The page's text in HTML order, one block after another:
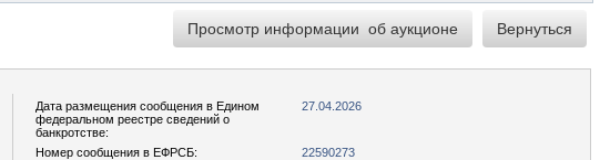
Дата размещения сообщения в Едином
федеральном реестре сведений о
банкротстве:
27.04.2026
Номер сообщения в ЕФРСБ: 22590273